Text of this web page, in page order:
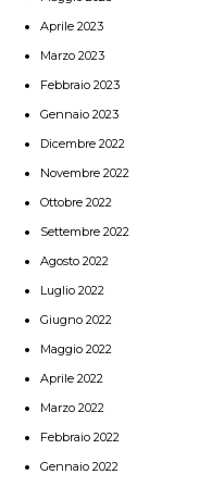
Aprile 2023
Marzo 2023
Febbraio 2023
Gennaio 2023
Dicembre 2022
Novembre 2022
Ottobre 2022
Settembre 2022
Agosto 2022
Luglio 2022
Giugno 2022
Maggio 2022
Aprile 2022
Marzo 2022
Febbraio 2022
Gennaio 2022